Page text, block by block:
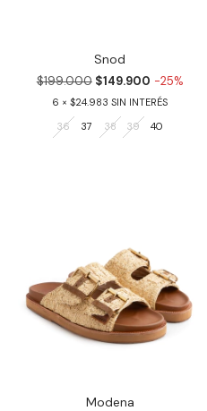
Snod
$199.000 $149.900 -25%
6
$24.983
36
37 38 39 40
Modena